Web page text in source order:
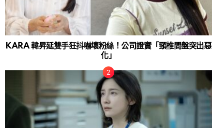
KARA 韓昇延雙手狂抖嚇壞粉絲！公司證實「頸椎間盤突出惡
化」